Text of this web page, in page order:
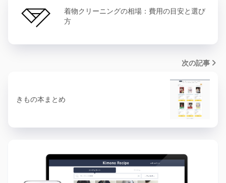
着物クリーニングの相場：費用の目安と選び
方
次の記事
きもの本まとめ